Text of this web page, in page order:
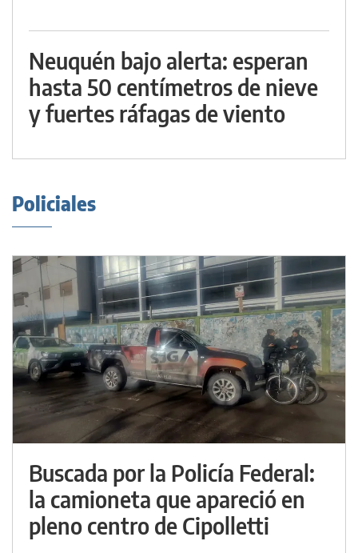
Neuquén bajo alerta: esperan
hasta 50 centímetros de nieve
y fuertes ráfagas de viento
Policiales
Buscada por la Policía Federal:
la camioneta que apareció en
pleno centro de Cipolletti